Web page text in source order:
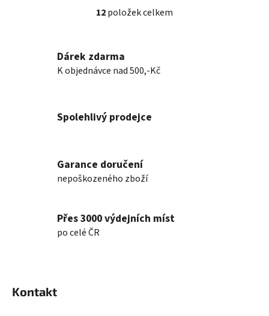
O
d
p
k
y
p
12položek celkem
Dárek zdarma
K objednávce nad 500,-Kč
Spolehlivý prodejce
Garance doručení
nepoškozeného zboží
Přes 3000 výdejních míst
po celé ČR
Kontakt